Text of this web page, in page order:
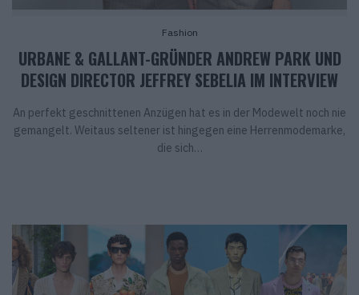
Fashion
URBANE & GALLANT-GRÜNDER ANDREW PARK UND
DESIGN DIRECTOR JEFFREY SEBELIA IM INTERVIEW
An perfekt geschnittenen Anzügen hat es in der Modewelt noch nie
gemangelt. Weitaus seltener ist hingegen eine Herrenmodemarke,
die sich…